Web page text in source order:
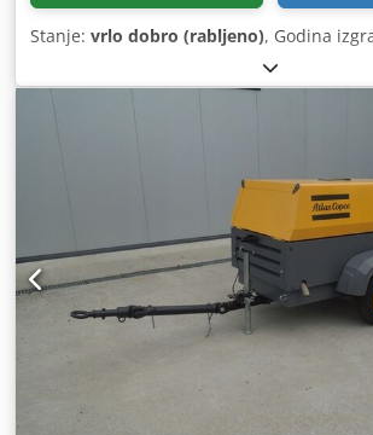
Stanje: vrlo dobro (rabljeno), Godina